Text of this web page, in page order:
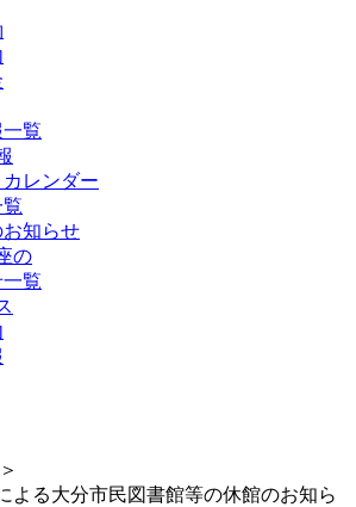
覧
レンダー
の
覧
＞
よる大分市民図書館等の休館のお知ら